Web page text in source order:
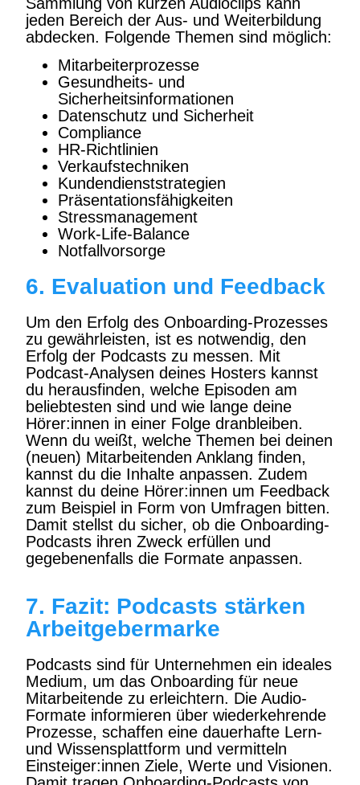
jeden Bereich der Aus- und Weiterbildung
abdecken. Folgende Themen sind möglich:
Mitarbeiterprozesse
Gesundheits- und
Sicherheitsinformationen
Datenschutz und Sicherheit
Compliance
HR-Richtlinien
Verkaufstechniken
Kundendienststrategien
Präsentationsfähigkeiten
Stressmanagement
Work-Life-Balance
Notfallvorsorge
6. Evaluation und Feedback
Um den Erfolg des Onboarding-Prozesses
zu gewährleisten, ist es notwendig, den
Erfolg der Podcasts zu messen. Mit
Podcast-Analysen deines Hosters kannst
du herausfinden, welche Episoden am
beliebtesten sind und wie lange deine
Hörer:innen in einer Folge dranbleiben.
Wenn du weißt, welche Themen bei deinen
(neuen) Mitarbeitenden Anklang finden,
kannst du die Inhalte anpassen. Zudem
kannst du deine Hörer:innen um Feedback
zum Beispiel in Form von Umfragen bitten.
Damit stellst du sicher, ob die Onboarding-
Podcasts ihren Zweck erfüllen und
gegebenenfalls die Formate anpassen.
7. Fazit: Podcasts stärken
Arbeitgebermarke
Podcasts sind für Unternehmen ein ideales
Medium, um das Onboarding für neue
Mitarbeitende zu erleichtern. Die Audio-
Formate informieren über wiederkehrende
Prozesse, schaffen eine dauerhafte Lern-
und Wissensplattform und vermitteln
Einsteiger:innen Ziele, Werte und Visionen.